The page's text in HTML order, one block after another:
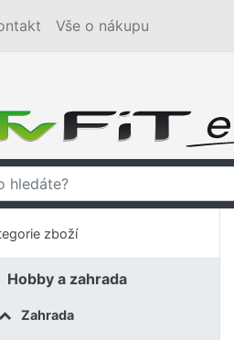
Vše o nákupu
zboží
Hobby a zahrada
Zahrada